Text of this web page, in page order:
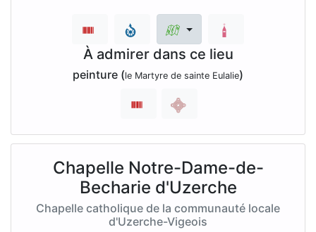
À admirer dans ce lieu
peinture (le Martyre de sainte Eulalie)
Chapelle Notre-Dame-de-
Becharie d'Uzerche
Chapelle catholique de la communauté locale
d'Uzerche-Vigeois